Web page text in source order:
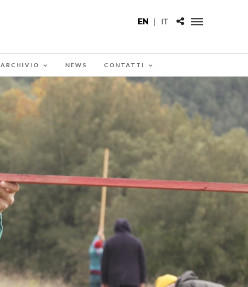
EN | IT
ARCHIVIO NEWS CONTATTI